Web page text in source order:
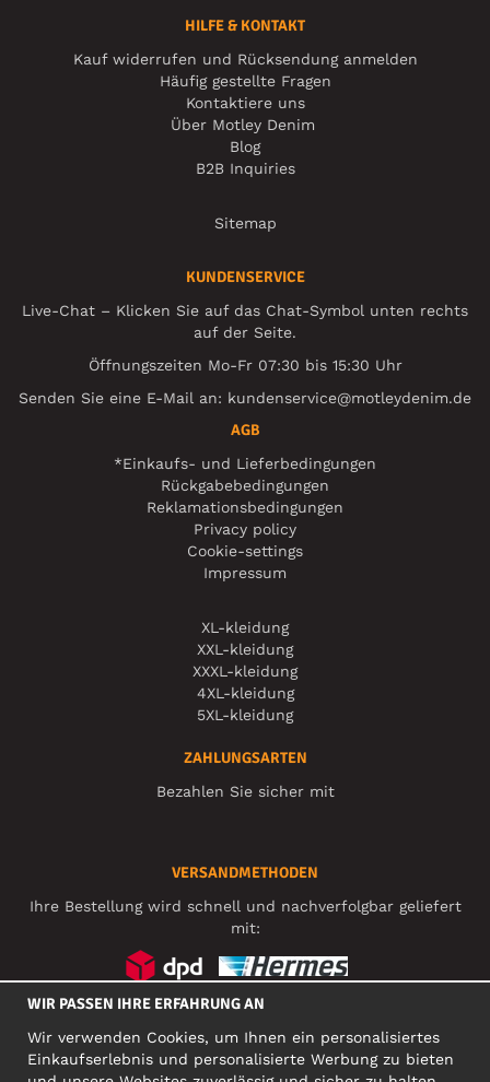
HILFE & KONTAKT
Kauf widerrufen und Rücksendung anmelden
Häufig gestellte Fragen
Kontaktiere uns
Über Motley Denim
Blog
B2B Inquiries
Sitemap
KUNDENSERVICE
Live-Chat – Klicken Sie auf das Chat-Symbol unten rechts
auf der Seite.
Öffnungszeiten Mo-Fr 07:30 bis 15:30 Uhr
Senden Sie eine E-Mail an: kundenservice@motleydenim.de
AGB
*Einkaufs- und Lieferbedingungen
Rückgabebedingungen
Reklamationsbedingungen
Privacy policy
Cookie-settings
Impressum
XL-kleidung
XXL-kleidung
XXXL-kleidung
4XL-kleidung
5XL-kleidung
ZAHLUNGSARTEN
Bezahlen Sie sicher mit
VERSANDMETHODEN
Ihre Bestellung wird schnell und nachverfolgbar geliefert
mit:
WIR PASSEN IHRE ERFAHRUNG AN
Wir verwenden Cookies, um Ihnen ein personalisiertes
Einkaufserlebnis und personalisierte Werbung zu bieten